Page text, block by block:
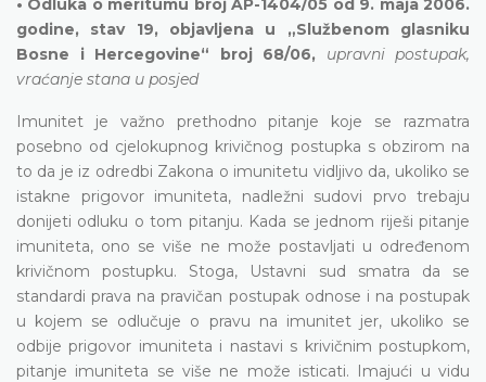
• Odluka o meritumu broj AP-1404/05 od 9. maja 2006.
godine, stav 19, objavljena u „Službenom glasniku
Bosne i Hercegovine“ broj 68/06, upravni postupak,
vraćanje stana u posjed
Imunitet je važno prethodno pitanje koje se razmatra
posebno od cjelokupnog krivičnog postupka s obzirom na
to da je iz odredbi Zakona o imunitetu vidljivo da, ukoliko se
istakne prigovor imuniteta, nadležni sudovi prvo trebaju
donijeti odluku o tom pitanju. Kada se jednom riješi pitanje
imuniteta, ono se više ne može postavljati u određenom
krivičnom postupku. Stoga, Ustavni sud smatra da se
standardi prava na pravičan postupak odnose i na postupak
u kojem se odlučuje o pravu na imunitet jer, ukoliko se
odbije prigovor imuniteta i nastavi s krivičnim postupkom,
pitanje imuniteta se više ne može isticati. Imajući u vidu